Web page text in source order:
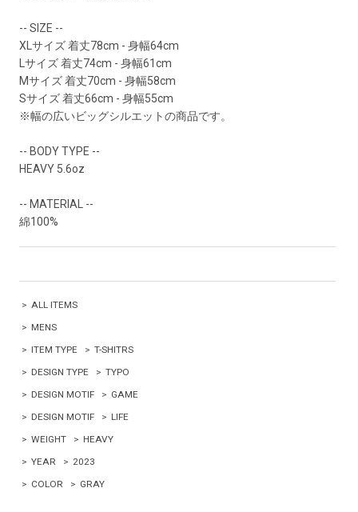
-- SIZE --
XLサイズ 着丈78cm - 身幅64cm
Lサイズ 着丈74cm - 身幅61cm
Mサイズ 着丈70cm - 身幅58cm
Sサイズ 着丈66cm - 身幅55cm
※幅の広いビッグシルエットの商品です。
-- BODY TYPE --
HEAVY 5.6oz
-- MATERIAL --
綿100%
> ALL ITEMS
> MENS
> ITEM TYPE > T-SHITRS
> DESIGN TYPE > TYPO
> DESIGN MOTIF > GAME
> DESIGN MOTIF > LIFE
> WEIGHT > HEAVY
> YEAR > 2023
> COLOR > GRAY